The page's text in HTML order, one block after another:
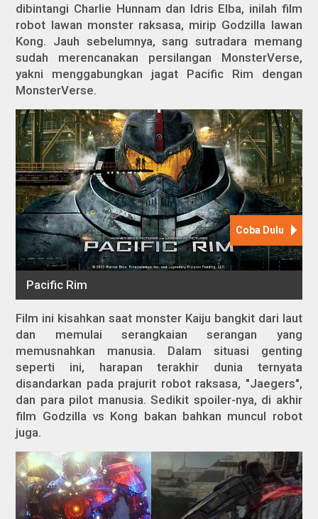
dibintangi Charlie Hunnam dan Idris Elba, inilah film
robot lawan monster raksasa, mirip Godzilla lawan
Kong. Jauh sebelumnya, sang sutradara memang
sudah merencanakan persilangan MonsterVerse,
yakni menggabungkan jagat Pacific Rim dengan
MonsterVerse.
Film ini kisahkan saat monster Kaiju bangkit dari laut
dan memulai serangkaian serangan yang
memusnahkan manusia. Dalam situasi genting
seperti ini, harapan terakhir dunia ternyata
disandarkan pada prajurit robot raksasa, "Jaegers",
dan para pilot manusia. Sedikit spoiler-nya, di akhir
film Godzilla vs Kong bakan bahkan muncul robot
juga.